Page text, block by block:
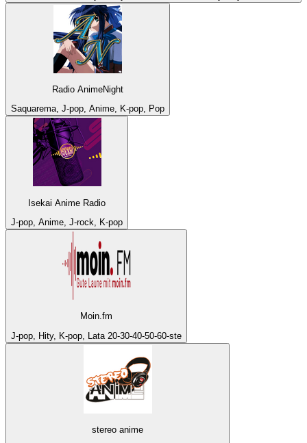
Radio AnimeNight
Saquarema, J-pop, Anime, K-pop, Pop
Isekai Anime Radio
J-pop, Anime, J-rock, K-pop
Moin.fm
J-pop, Hity, K-pop, Lata 20-30-40-50-60-ste
stereo anime